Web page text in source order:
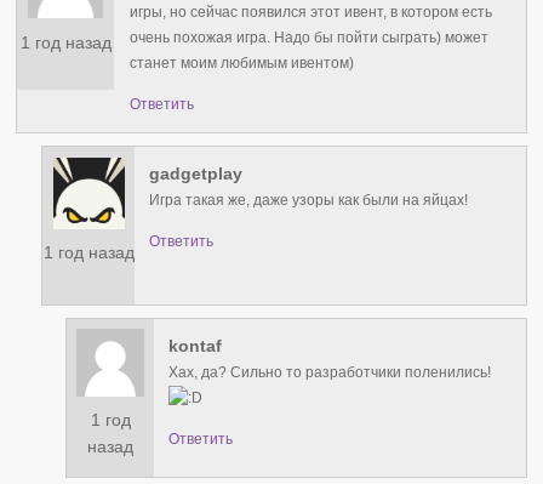
1 год назад
игры, но сейчас появился этот ивент, в котором есть
очень похожая игра. Надо бы пойти сыграть) может
станет моим любимым ивентом)
Ответить
1 год назад
gadgetplay
Игра такая же, даже узоры как были на яйцах!
Ответить
1 год
назад
kontaf
Хах, да? Сильно то разработчики поленились!
Ответить